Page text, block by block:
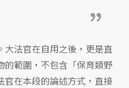
大法官在自用之後，更是直
的範圍，不包含「保育類野
官在本段的論述方式，直接